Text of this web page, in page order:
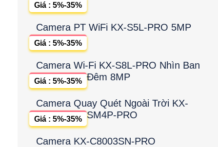
Giá : 5%-35%
Camera PT WiFi KX-S5L-PRO 5MP
Giá : 5%-35%
Camera Wi-Fi KX-S8L-PRO Nhìn Ban
Đêm 8MP
Giá : 5%-35%
Camera Quay Quét Ngoài Trời KX-
SM4P-PRO
Giá : 5%-35%
Camera KX-C8003SN-PRO